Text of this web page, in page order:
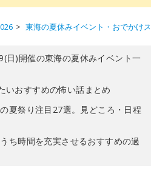
東海の夏休みイベント・おでかけ
日)開催の東海の夏休みイベント一
いおすすめの怖い話まとめ
夏祭り注目27選。見どころ・日程
ち時間を充実させるおすすめの過